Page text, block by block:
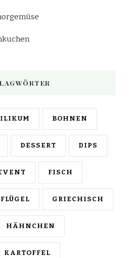
BOHNEN
DESSERT DIPS
FISCH
GRIECHISCH
HÄHNCHEN
KARTOFFEL